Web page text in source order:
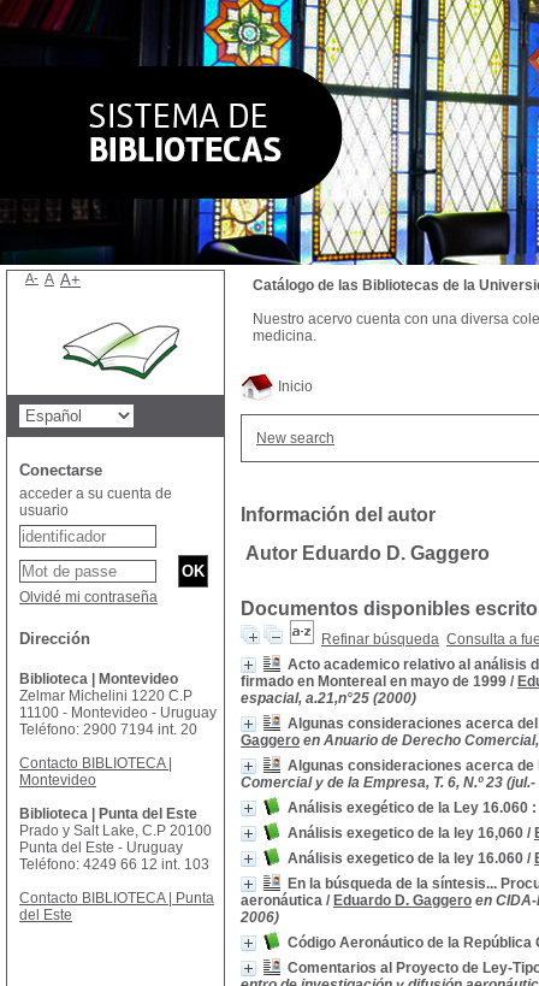
Inicio
New search
Información del autor
Autor Eduardo D. Gaggero
Documentos disponibles
Refinar búsqueda Consulta a
Acto academico relativo al análisis
firmado en Montereal en mayo de 1999 /
espacial, a.21,n°25 (2000)
Algunas consideraciones acerca
Gaggero en Anuario de Derecho
Algunas consideraciones acerca
Comercial y de la Empresa, T. 6, N.º 23
Análisis exegético de la Ley 16.060
Análisis exegetico de la ley 16,060 /
Análisis exegetico de la ley 16.060 /
En la búsqueda de la síntesis...
aeronáutica / Eduardo D. Gaggero en
2006)
Código Aeronáutico de la República
Comentarios al Proyecto de Ley-
Catálogo de las Bibliotecas de la
Nuestro acervo cuenta con una diversa
medicina.
A- A A+
Conectarse
acceder a su cuenta de
usuario
Olvidé mi contraseña
Dirección
Biblioteca | Montevideo
Zelmar Michelini 1220 C.P
11100 - Montevideo - Uruguay
Teléfono: 2900 7194 int. 20
Contacto BIBLIOTECA |
Montevideo
Biblioteca | Punta del Este
Prado y Salt Lake, C.P 20100
Punta del Este - Uruguay
Teléfono: 4249 66 12 int. 103
Contacto BIBLIOTECA | Punta
del Este